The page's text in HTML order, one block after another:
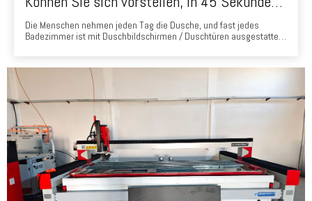
Die Menschen nehmen jeden Tag die Dusche, und fast jedes
Badezimmer ist mit Duschbildschirmen / Duschtüren ausgestattet,
Badezimmerbildschirm hergestellt wird. 1.MoSture-Proof Board Das
erste Material, das Ihnen vorgestellt wurde, ist das MO